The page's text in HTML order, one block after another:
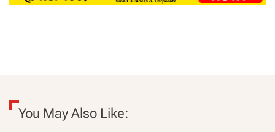
You May Also Like: